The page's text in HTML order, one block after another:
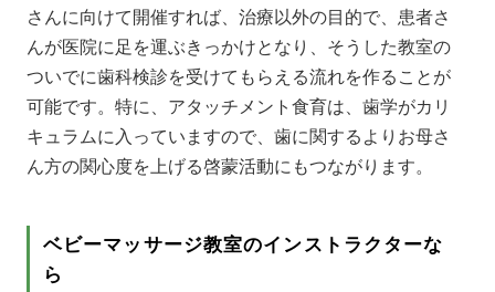
さんに向けて開催すれば、治療以外の目的で、患者さ
んが医院に足を運ぶきっかけとなり、そうした教室の
ついでに歯科検診を受けてもらえる流れを作ることが
可能です。特に、アタッチメント食育は、歯学がカリ
キュラムに入っていますので、歯に関するよりお母さ
ん方の関心度を上げる啓蒙活動にもつながります。
ベビーマッサージ教室のインストラクターな
ら